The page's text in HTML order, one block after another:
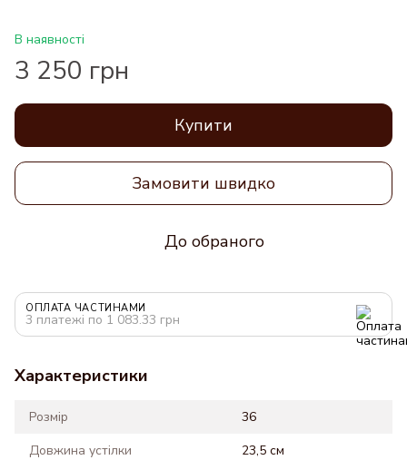
В наявності
3 250 грн
Купити
Замовити швидко
До обраного
ОПЛАТА ЧАСТИНАМИ
3 платежі по 1 083.33 грн
Характеристики
Розмір
36
Довжина устілки
23,5 см